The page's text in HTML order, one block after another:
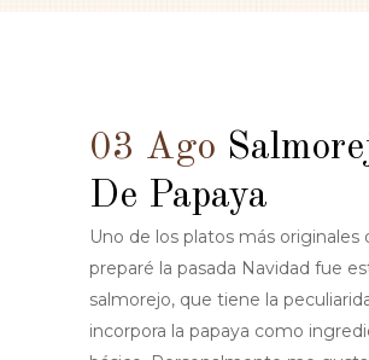
03 Ago
De Papaya
Uno de los platos más originales
preparé la pasada Navidad fue
salmorejo, que tiene la
incorpora la papaya como